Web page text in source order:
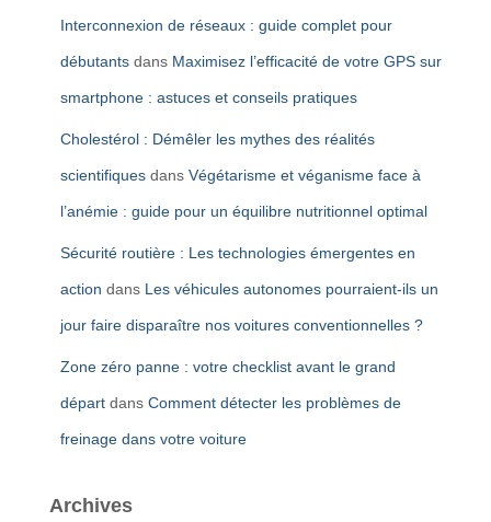
Interconnexion de réseaux : guide complet pour
débutants dans Maximisez l’efficacité de votre GPS sur
smartphone : astuces et conseils pratiques
Cholestérol : Démêler les mythes des réalités
scientifiques dans Végétarisme et véganisme face à
l’anémie : guide pour un équilibre nutritionnel optimal
Sécurité routière : Les technologies émergentes en
action dans Les véhicules autonomes pourraient-ils un
jour faire disparaître nos voitures conventionnelles ?
Zone zéro panne : votre checklist avant le grand
départ dans Comment détecter les problèmes de
freinage dans votre voiture
Archives